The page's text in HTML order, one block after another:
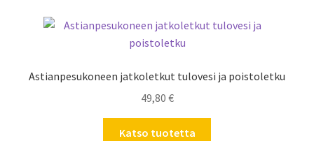
Astianpesukoneen jatkoletkut tulovesi ja poistoletku
49,80 €
Katso tuotetta